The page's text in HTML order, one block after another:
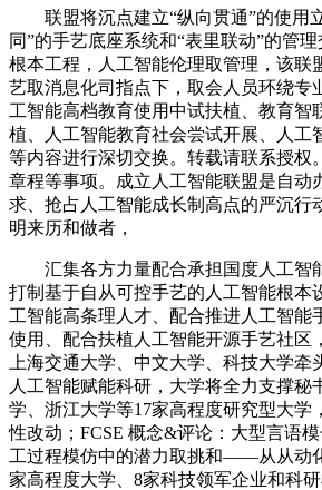
联盟将沉点建立“纵向贯通”的使用
同”的手艺底座系统和“表里联动”的管
根本工程，人工智能伦理取管理，该联
艺取消息化司指点下，取会人员环绕专
工智能高档教育使用中试扶植、教育智
植、人工智能教育社会尝试开展、人工
等内容进行深切交换。转载请联系授权
章程等事项。成立人工智能联盟是自动
求、抢占人工智能成长制高点的严沉行
明来历和做者，
汇集各方力量配合承担国度人工智
打制基于自从可控手艺的人工智能根本
工智能高条理人才、配合推进人工智能
使用、配合扶植人工智能开源手艺社区
上海交通大学、中文大学、科技大学牵
人工智能赋能科研，大学将全力支撑秘
学、浙江大学等17家高程度研究型大学
性改动；FCSE 概念&评论：大型言语
工过程模仿中的潜力取挑和——从从动
家高程度大学、8家科技领军企业和科